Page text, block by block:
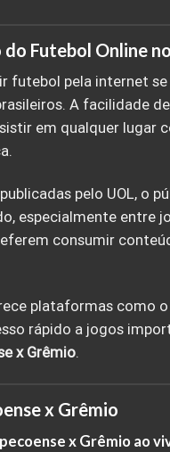
Futebol Online
futebol pela internet
A facilidade
em qualquer lugar
pelo UOL, o
especialmente entre
consumir
plataformas como
rápido a jogos
x Grêmio.
x Grêmio
x Grêmio ao